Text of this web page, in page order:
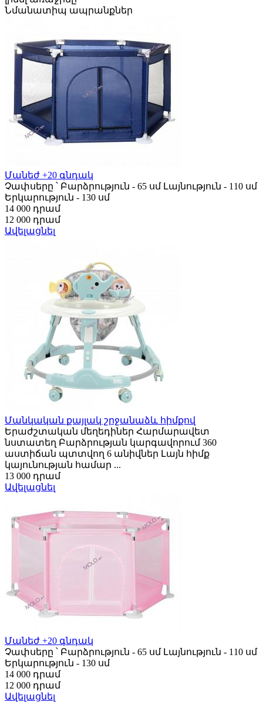
Նմանատիպ ապրանքներ
Մանեժ +20 գնդակ
Չափսերը ՝ Բարձրություն - 65 սմ Լայնություն - 110 սմ
Երկարություն - 130 սմ
14 000 դրամ
12 000 դրամ
Ավելացնել
Մանկական քայլակ շրջանաձև հիմքով
Երաժշտական մեղեդիներ Հարմարավետ
նստատեղ Բարձրության կարգավորում 360
աստիճան պտտվող 6 անիվներ Լայն հիմք
կայունության համար ...
13 000 դրամ
Ավելացնել
Մանեժ +20 գնդակ
Չափսերը ՝ Բարձրություն - 65 սմ Լայնություն - 110 սմ
Երկարություն - 130 սմ
14 000 դրամ
12 000 դրամ
Ավելացնել